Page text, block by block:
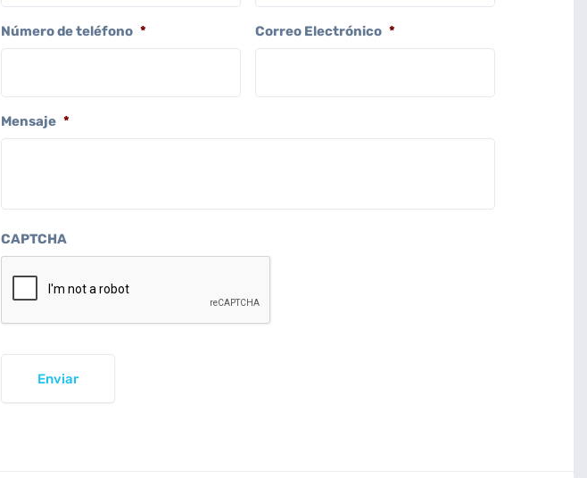
Número de teléfono * Correo Electrónico *
Mensaje *
CAPTCHA